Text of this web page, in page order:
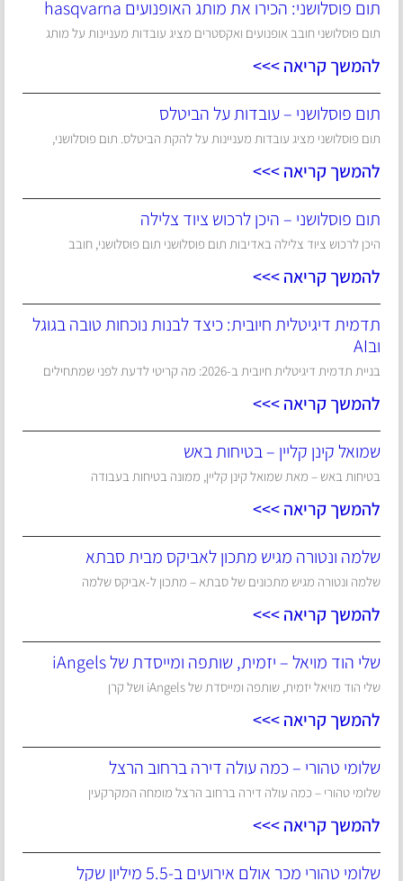
תום פוסלושני: הכירו את מותג האופנועים hasqvarna
תום פוסלושני חובב אופנועים ואקסטרים מציג עובדות מעניינות על מותג
להמשך קריאה >>>
תום פוסלושני – עובדות על הביטלס
תום פוסלושני מציג עובדות מעניינות על להקת הביטלס. תום פוסלושני,
להמשך קריאה >>>
תום פוסלושני – היכן לרכוש ציוד צלילה
היכן לרכוש ציוד צלילה באדיבות תום פוסלושני תום פוסלושני, חובב
להמשך קריאה >>>
תדמית דיגיטלית חיובית: כיצד לבנות נוכחות טובה בגוגל
ובAI
בניית תדמית דיגיטלית חיובית ב-2026: מה קריטי לדעת לפני שמתחילים
להמשך קריאה >>>
שמואל קינן קליין – בטיחות באש
בטיחות באש – מאת שמואל קינן קליין, ממונה בטיחות בעבודה
להמשך קריאה >>>
שלמה ונטורה מגיש מתכון לאביקס מבית סבתא
שלמה ונטורה מגיש מתכונים של סבתא – מתכון ל-אביקס שלמה
להמשך קריאה >>>
שלי הוד מויאל – יזמית, שותפה ומייסדת של iAngels
שלי הוד מויאל יזמית, שותפה ומייסדת של iAngels ושל קרן
להמשך קריאה >>>
שלומי טהורי – כמה עולה דירה ברחוב הרצל
שלומי טהורי – כמה עולה דירה ברחוב הרצל מומחה המקרקעין
להמשך קריאה >>>
שלומי טהורי מכר אולם אירועים ב-5.5 מיליון שקל